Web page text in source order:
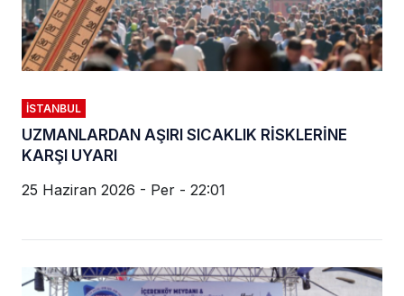
İSTANBUL
UZMANLARDAN AŞIRI SICAKLIK RİSKLERİNE
KARŞI UYARI
25 Haziran 2026 - Per - 22:01